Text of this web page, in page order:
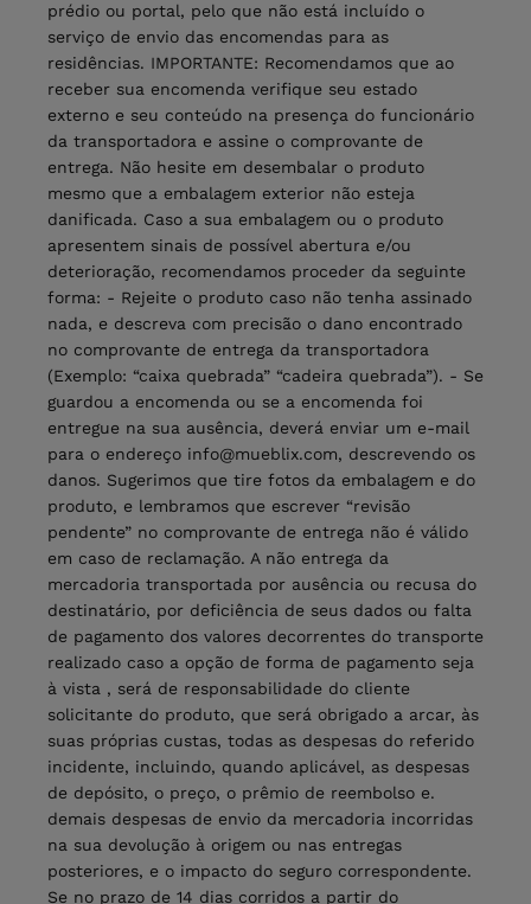
prédio ou portal, pelo que não está incluído o
serviço de envio das encomendas para as
residências. IMPORTANTE: Recomendamos que ao
receber sua encomenda verifique seu estado
externo e seu conteúdo na presença do funcionário
da transportadora e assine o comprovante de
entrega. Não hesite em desembalar o produto
mesmo que a embalagem exterior não esteja
danificada. Caso a sua embalagem ou o produto
apresentem sinais de possível abertura e/ou
deterioração, recomendamos proceder da seguinte
forma: - Rejeite o produto caso não tenha assinado
nada, e descreva com precisão o dano encontrado
no comprovante de entrega da transportadora
(Exemplo: “caixa quebrada” “cadeira quebrada”). - Se
guardou a encomenda ou se a encomenda foi
entregue na sua ausência, deverá enviar um e-mail
para o endereço info@mueblix.com, descrevendo os
danos. Sugerimos que tire fotos da embalagem e do
produto, e lembramos que escrever “revisão
pendente” no comprovante de entrega não é válido
em caso de reclamação. A não entrega da
mercadoria transportada por ausência ou recusa do
destinatário, por deficiência de seus dados ou falta
de pagamento dos valores decorrentes do transporte
realizado caso a opção de forma de pagamento seja
à vista , será de responsabilidade do cliente
solicitante do produto, que será obrigado a arcar, às
suas próprias custas, todas as despesas do referido
incidente, incluindo, quando aplicável, as despesas
de depósito, o preço, o prêmio de reembolso e.
demais despesas de envio da mercadoria incorridas
na sua devolução à origem ou nas entregas
posteriores, e o impacto do seguro correspondente.
Se no prazo de 14 dias corridos a partir do